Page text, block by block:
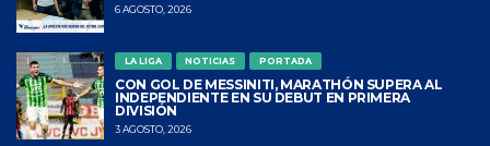
6 AGOSTO, 2026
LA LIGA NOTICIAS PORTADA
CON GOL DE MESSINITI, MARATHÓN SUPERA AL
INDEPENDIENTE EN SU DEBUT EN PRIMERA
DIVISIÓN
3 AGOSTO, 2026